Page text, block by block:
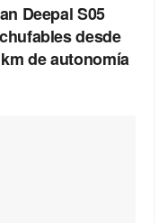
Deepal S05
desde
de autonomía